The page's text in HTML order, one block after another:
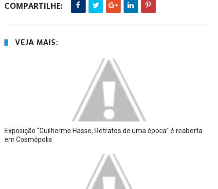
COMPARTILHE:
VEJA MAIS:
Exposição “Guilherme Hasse, Retratos de uma época” é reaberta
em Cosmópolis